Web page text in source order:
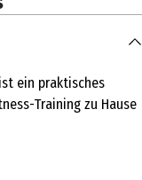
ein praktisches
Training zu Hause